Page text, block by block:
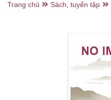
Trang chủ Sách, tuyển tập